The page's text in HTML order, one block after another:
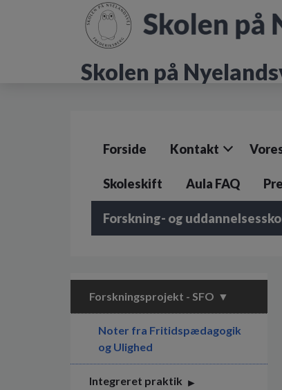
Skolen på
Forside Kontakt
Skoleskift Aula FAQ
Forskning- og
Forskningsprojekt - SFO
Noter fra Fritidspædagogik
og Ulighed
Integreret praktik